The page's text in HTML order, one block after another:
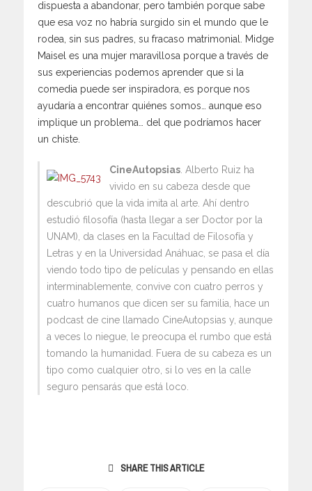
dispuesta a abandonar, pero también porque sabe
que esa voz no habría surgido sin el mundo que le
rodea, sin sus padres, su fracaso matrimonial. Midge
Maisel es una mujer maravillosa porque a través de
sus experiencias podemos aprender que si la
comedia puede ser inspiradora, es porque nos
ayudaría a encontrar quiénes somos… aunque eso
implique un problema… del que podríamos hacer
un chiste.
CineAutopsias. Alberto Ruiz ha
vivido en su cabeza desde que
descubrió que la vida imita al arte. Ahí dentro
estudió filosofía (hasta llegar a ser Doctor por la
UNAM), da clases en la Facultad de Filosofía y
Letras y en la Universidad Anáhuac, se pasa el día
viendo todo tipo de películas y pensando en ellas
interminablemente, convive con cuatro perros y
cuatro humanos que dicen ser su familia, hace un
podcast de cine llamado CineAutopsias y, aunque
a veces lo niegue, le preocupa el rumbo que está
tomando la humanidad. Fuera de su cabeza es un
tipo como cualquier otro, si lo ves en la calle
seguro pensarás que está loco.
SHARE THIS ARTICLE